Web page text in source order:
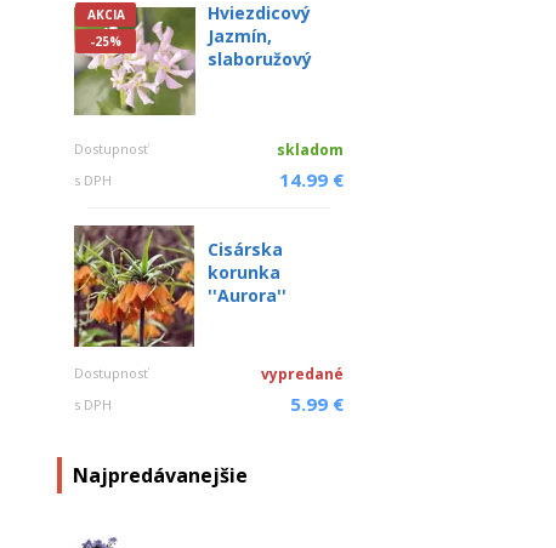
AKCIA
-25%
Hviezdicový
Jazmín,
slaboružový
Dostupnosť skladom
s DPH 14.99 €
Cisárska
korunka
''Aurora''
Dostupnosť vypredané
s DPH 5.99 €
Najpredávanejšie